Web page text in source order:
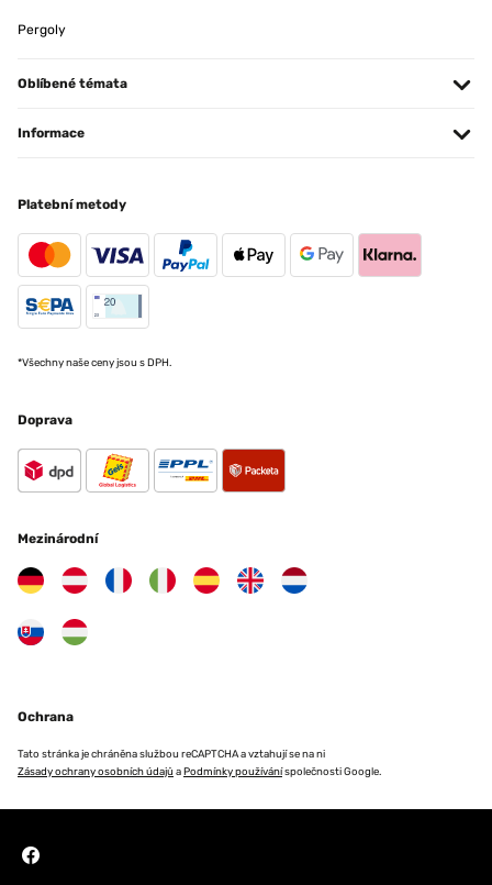
Pergoly
Oblíbené témata
Informace
Platební metody
*Všechny naše ceny jsou s DPH.
Doprava
Mezinárodní
Ochrana
Tato stránka je chráněna službou reCAPTCHA a vztahují se na ni
Zásady ochrany osobních údajů aPodmínky používáníspolečnosti Google.